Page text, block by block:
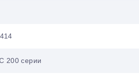
200 серии